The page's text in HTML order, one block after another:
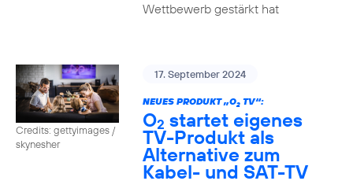
Wettbewerb gestärkt hat
Credits: gettyimages /
skynesher
17. September 2024
NEUES PRODUKT „O2TV“:
O2 startet eigenes
TV-Produkt als
Alternative zum
Kabel- und SAT-TV